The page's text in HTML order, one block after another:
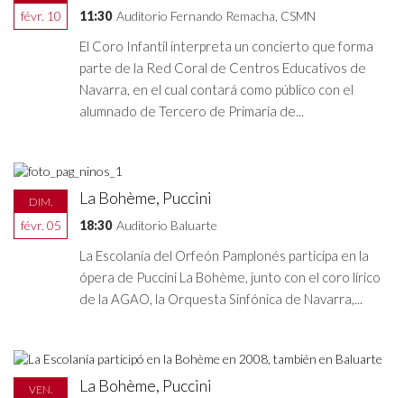
févr. 10 11:30 Auditorio Fernando Remacha, CSMN
El Coro Infantil interpreta un concierto que forma
parte de la Red Coral de Centros Educativos de
Navarra, en el cual contará como público con el
alumnado de Tercero de Primaria de...
DIM.
févr. 05
La Bohème, Puccini
18:30 Auditorio Baluarte
La Escolanía del Orfeón Pamplonés participa en la
ópera de Puccini La Bohème, junto con el coro lírico
de la AGAO, la Orquesta Sinfónica de Navarra,...
VEN. La Bohème, Puccini